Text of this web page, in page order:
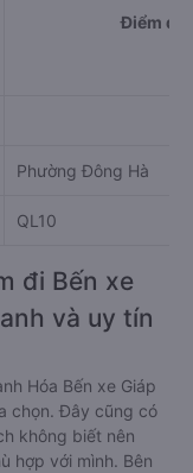
Điểm đi
Phường Đông Hà
QL10
đi Bến xe
và uy tín
Hóa Bến xe Giáp
chọn. Đây cũng có
không biết nên
hợp với mình. Bên